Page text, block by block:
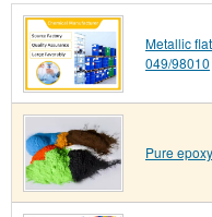
Metallic
049/98010
Pure